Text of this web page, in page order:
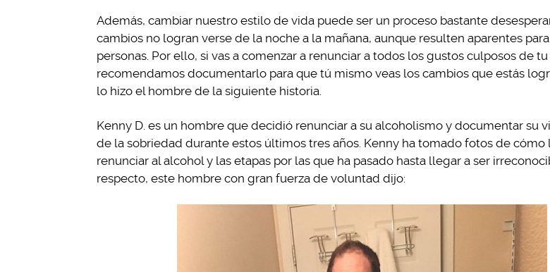
Además, cambiar nuestro estilo de vida puede ser un proceso bastante
cambios no logran verse de la noche a la mañana, aunque resulten aparentes
personas. Por ello, si vas a comenzar a renunciar a todos los gustos culposos de
recomendamos documentarlo para que tú mismo veas los cambios que estás
lo hizo el hombre de la siguiente historia.
Kenny D. es un hombre que decidió renunciar a su alcoholismo y documentar su
de la sobriedad durante estos últimos tres años. Kenny ha tomado fotos de cómo
renunciar al alcohol y las etapas por las que ha pasado hasta llegar a ser
respecto, este hombre con gran fuerza de voluntad dijo: